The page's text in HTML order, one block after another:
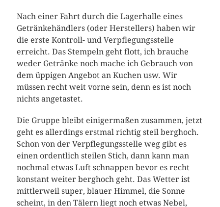
Nach einer Fahrt durch die Lagerhalle eines
Getränkehändlers (oder Herstellers) haben wir
die erste Kontroll- und Verpflegungsstelle
erreicht. Das Stempeln geht flott, ich brauche
weder Getränke noch mache ich Gebrauch von
dem üppigen Angebot an Kuchen usw. Wir
müssen recht weit vorne sein, denn es ist noch
nichts angetastet.
Die Gruppe bleibt einigermaßen zusammen, jetzt
geht es allerdings erstmal richtig steil berghoch.
Schon von der Verpflegungsstelle weg gibt es
einen ordentlich steilen Stich, dann kann man
nochmal etwas Luft schnappen bevor es recht
konstant weiter berghoch geht. Das Wetter ist
mittlerweil super, blauer Himmel, die Sonne
scheint, in den Tälern liegt noch etwas Nebel,